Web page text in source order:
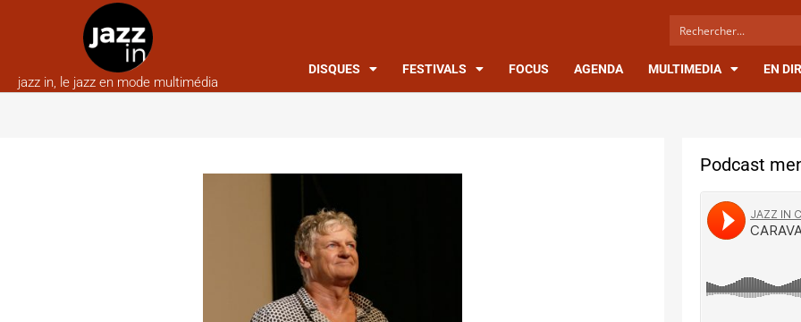
jazz in, le jazz en mode multimédia
DISQUES FESTIVALS FOCUS AGENDA MULTIMEDIA EN
Podcast